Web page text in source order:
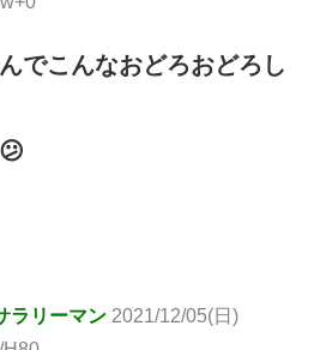
でこんなおどろおどろし
ラリーマン 2021/12/05(日)